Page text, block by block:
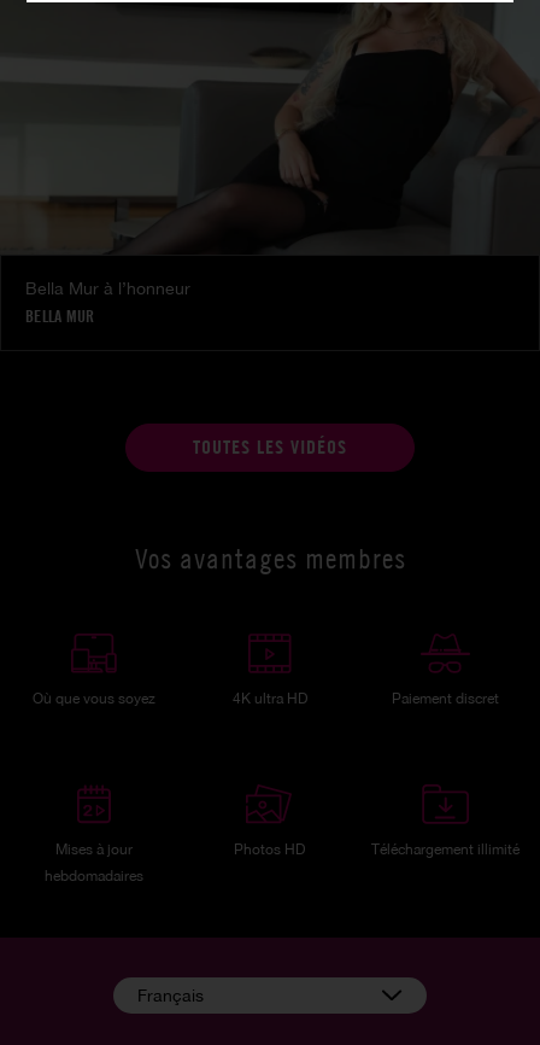
Bella Mur à l’honneur
BELLA MUR
TOUTES LES VIDÉOS
Vos avantages membres
Où que vous soyez 4K ultra HD Paiement discret
Mises à jour
hebdomadaires
Photos HD Téléchargement illimité
Français